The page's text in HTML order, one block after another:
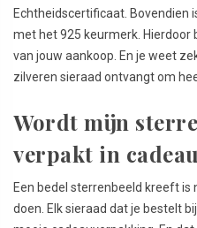
Echtheidscertificaat. Bovendien
met het 925 keurmerk. Hierdoor
van jouw aankoop. En je weet
zilveren sieraad ontvangt om
Wordt mijn
verpakt in
Een bedel sterrenbeeld kreeft is
doen. Elk sieraad dat je bestelt